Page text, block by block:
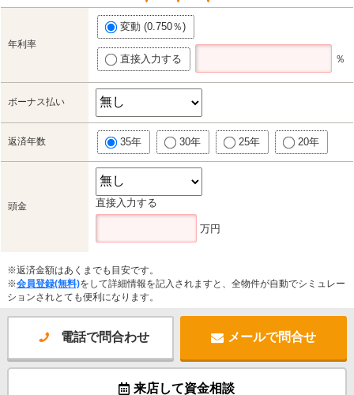
年利率
変動 (0.750％)
直接入力する ％
ボーナス払い
返済年数 35年 30年 25年 20年
頭金 直接入力する
万円
※返済金額はあくまでも目安です。
※会員登録(無料)をして詳細情報を記入されますと、全物件が自動でシミュレー
ションされとても便利になります。
電話で問合わせ メールで問合せ
来店して資金相談